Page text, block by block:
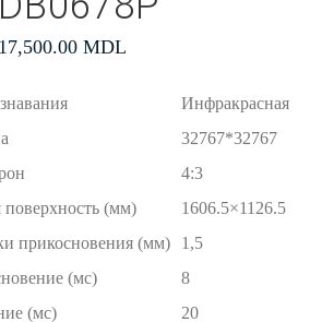
17,500.00 MDL
Инфракрасная
32767*32767
4:3
поверхность (мм)
1606.5×1126.5
прикосновения (мм)
1,5
(мс)
8
(мс)
20